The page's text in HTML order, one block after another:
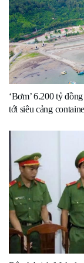
‘Bơm’ 6.200 tỷ
tới siêu cảng